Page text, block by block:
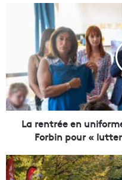
t
r
é
e
n
i
La rentrée en
Forbin pour «
L
e